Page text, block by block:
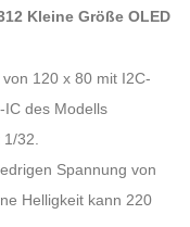
Kleine Größe OLED
120 x 80 mit I2C-
IC des Modells
1/32.
Spannung von
Helligkeit kann 220